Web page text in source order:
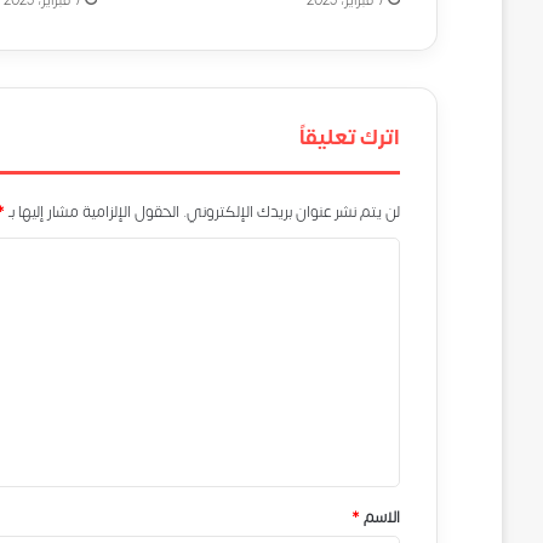
اترك تعليقاً
لن يتم نشر عنوان بريدك الإلكتروني. الحقول الإلزامية مشار إليها بـ
*
الاسم*